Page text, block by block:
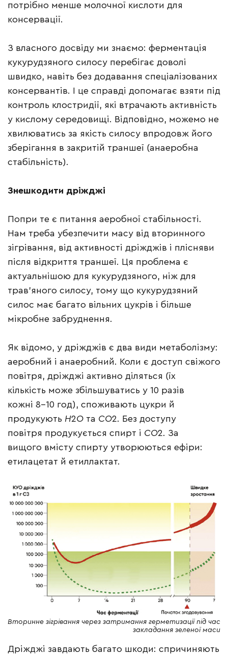
потрібно менше молочної кислоти для
консервації.
З власного досвіду ми знаємо: ферментація
кукурудзяного силосу перебігає доволі
швидко, навіть без додавання спеціалізованих
консервантів. І це справді допомагає взяти під
контроль клостридії, які втрачають активність
у кислому середовищі. Відповідно, можемо не
хвилюватись за якість силосу впродовж його
зберігання в закритій траншеї (анаеробна
стабільність).
Знешкодити дріжджі
Попри те є питання аеробної стабільності.
Нам треба убезпечити масу від вторинного
зігрівання, від активності дріжджів і плісняви
після відкриття траншеї. Ця проблема є
актуальнішою для кукурудзяного, ніж для
трав’яного силосу, тому що кукурудзяний
силос має багато вільних цукрів і більше
мікробне забруднення.
Як відомо, у дріжджів є два види метаболізму:
аеробний і анаеробний. Коли є доступ свіжого
повітря, дріжджі активно діляться (їх
кількість може збільшуватись у 10 разів
кожні 8–10 год), споживають цукри й
продукують Н2О та СО2. Без доступу
повітря продукується спирт і СО2. За
вищого вмісту спирту утворюються ефіри:
етилацетат й етиллактат.
Вторинне зігрівання через затримання герметизації під час
закладання зеленої маси
Дріжджі завдають багато шкоди: спричиняють